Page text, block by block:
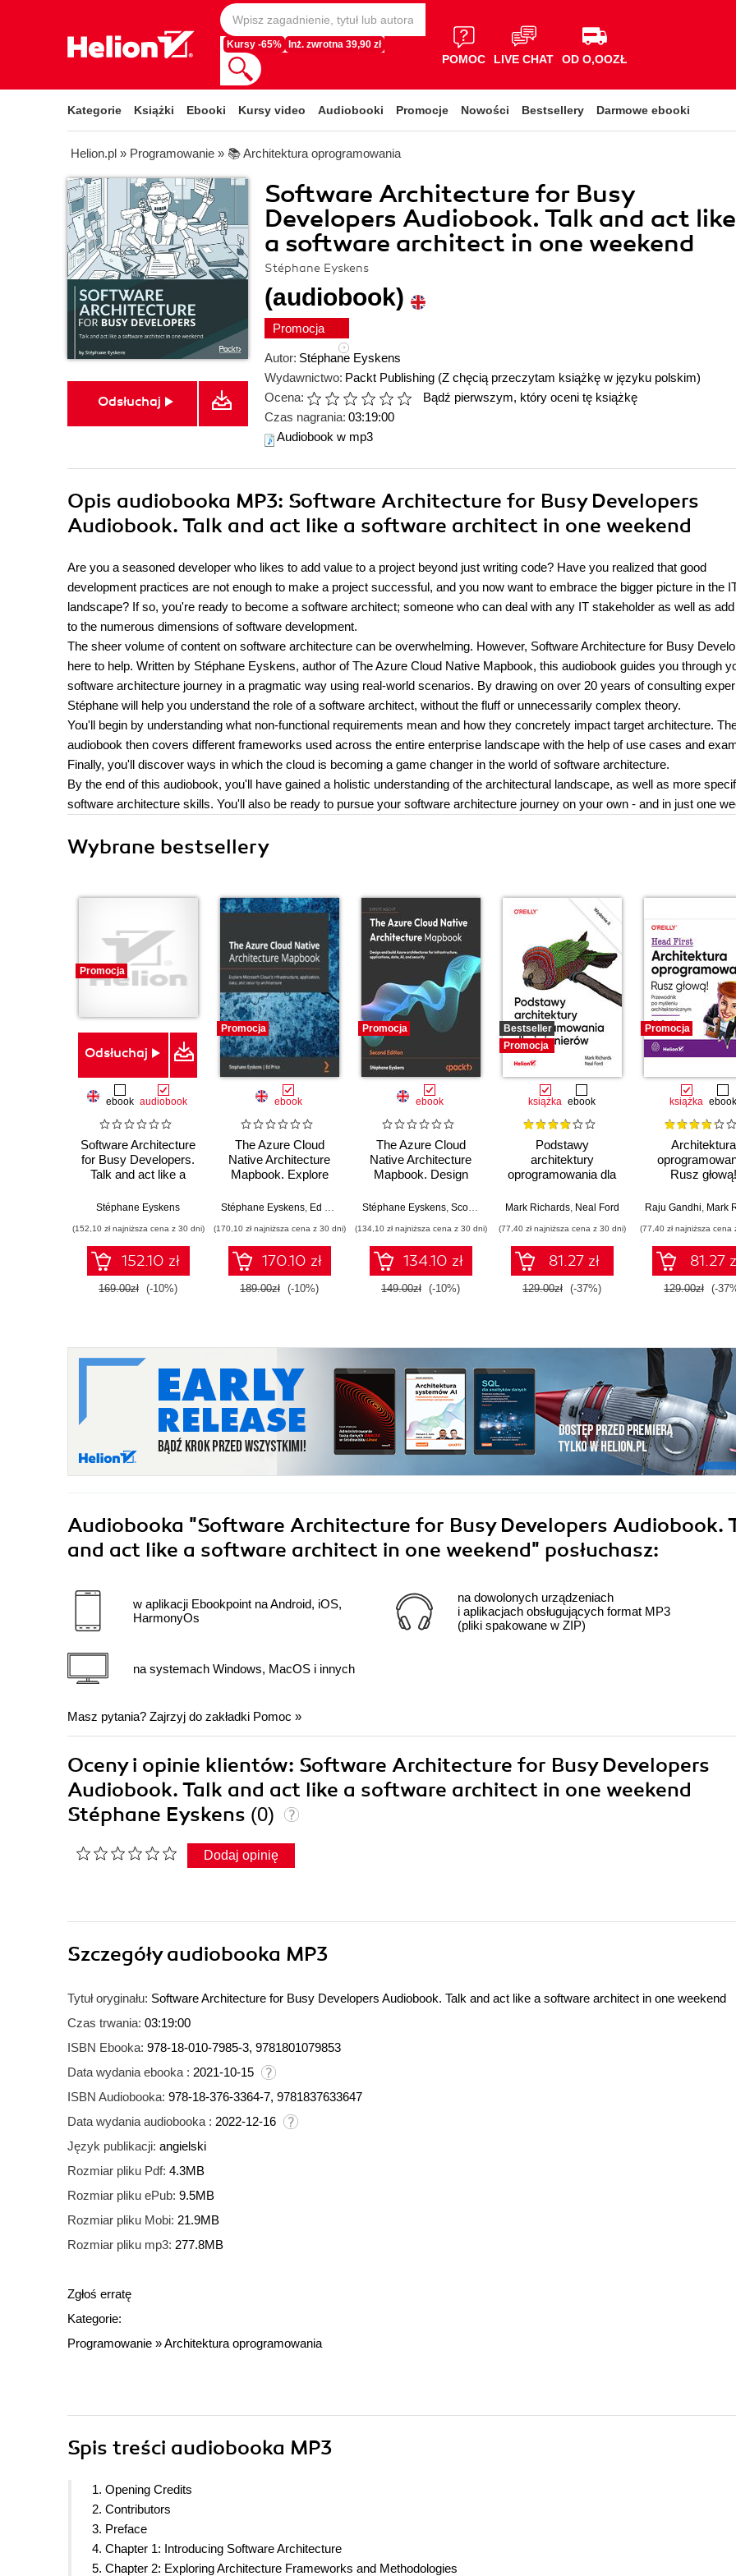
Kursy -65% Inż. zwrotna 39,90 zł
POMOC LIVE CHAT OD O,OOZŁ
Kategorie Książki Ebooki Kursy video Audiobooki Promocje Nowości Bestsellery Darmowe ebooki
Helion.pl » Programowanie » 📚 Architektura oprogramowania
Software Architecture for Busy
Developers Audiobook. Talk and act like
a software architect in one weekend
Stéphane Eyskens
(audiobook)
Promocja
Odsłuchaj
Autor: Stéphane Eyskens
Wydawnictwo: Packt Publishing (Z chęcią przeczytam książkę w języku polskim)
Ocena:
Bądź pierwszym, który oceni tę książkę
Czas nagrania: 03:19:00
Audiobook w mp3
Opis audiobooka MP3: Software Architecture for Busy Developers
Audiobook. Talk and act like a software architect in one weekend
Are you a seasoned developer who likes to add value to a project beyond just writing code? Have you realized that good
development practices are not enough to make a project successful, and you now want to embrace the bigger picture in the
landscape? If so, you're ready to become a software architect; someone who can deal with any IT stakeholder as well as
to the numerous dimensions of software development.
The sheer volume of content on software architecture can be overwhelming. However, Software Architecture for Busy
here to help. Written by Stéphane Eyskens, author of The Azure Cloud Native Mapbook, this audiobook guides you through
software architecture journey in a pragmatic way using real-world scenarios. By drawing on over 20 years of consulting
Stéphane will help you understand the role of a software architect, without the fluff or unnecessarily complex theory.
You'll begin by understanding what non-functional requirements mean and how they concretely impact target architecture.
audiobook then covers different frameworks used across the entire enterprise landscape with the help of use cases and
Finally, you'll discover ways in which the cloud is becoming a game changer in the world of software architecture.
By the end of this audiobook, you'll have gained a holistic understanding of the architectural landscape, as well as more
software architecture skills. You'll also be ready to pursue your software architecture journey on your own - and in just one
Wybrane bestsellery
Promocja
Odsłuchaj
ebook audiobook
Software Architecture
for Busy Developers.
Talk and act like a
one weekend
Stéphane Eyskens
(152,10 zł najniższa cena z 30 dni)
152.10 zł
169.00zł (-10%)
Promocja
ebook
The Azure Cloud
Native Architecture
Mapbook. Explore
infrastructure,
security architecture
Stéphane Eyskens, Ed Price
(170,10 zł najniższa cena z 30 dni)
170.10 zł
189.00zł (-10%)
Promocja
ebook
The Azure Cloud
Native Architecture
Mapbook. Design
architectures for
applications, data, AI,
and security -
Second Edition
Stéphane Eyskens, Scott Hanselman
(134,10 zł najniższa cena z 30 dni)
134.10 zł
149.00zł (-10%)
Bestseller
Promocja
książka ebook
Podstawy
architektury
oprogramowania dla
II
Mark Richards, Neal Ford
(77,40 zł najniższa cena z 30 dni)
81.27 zł
129.00zł (-37%)
Promocja
książka ebook
Architektura
Rusz głową!
myśleniu
Raju Gandhi, Mark
(77,40 zł najniższa cena
81.27
129.00zł (-
Audiobooka "Software Architecture for Busy Developers Audiobook.
and act like a software architect in one weekend" posłuchasz:
w aplikacji Ebookpoint na Android, iOS,
HarmonyOs
na systemach Windows, MacOS i innych
na dowolonych urządzeniach
i aplikacjach obsługujących format MP3
(pliki spakowane w ZIP)
Masz pytania? Zajrzyj do zakładki Pomoc »
Oceny i opinie klientów: Software Architecture for Busy Developers
Audiobook. Talk and act like a software architect in one weekend
Stéphane Eyskens (0)
Dodaj opinię
Szczegółyaudiobooka MP3
Tytuł oryginału: Software Architecture for Busy Developers Audiobook. Talk and act like a software architect in one weekend
Czas trwania: 03:19:00
ISBN Ebooka: 978-18-010-7985-3, 9781801079853
Data wydania ebooka : 2021-10-15
ISBN Audiobooka: 978-18-376-3364-7, 9781837633647
Data wydania audiobooka : 2022-12-16
Język publikacji: angielski
Rozmiar pliku Pdf: 4.3MB
Rozmiar pliku ePub: 9.5MB
Rozmiar pliku Mobi: 21.9MB
Rozmiar pliku mp3: 277.8MB
Zgłoś erratę
Kategorie:
Programowanie »Architektura oprogramowania
Spis treści audiobooka MP3
1. Opening Credits
2. Contributors
3. Preface
4. Chapter 1: Introducing Software Architecture
5. Chapter 2: Exploring Architecture Frameworks and Methodologies